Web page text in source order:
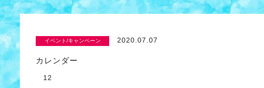
イベント/キャンペーン 2020.07.07
カレンダー
12